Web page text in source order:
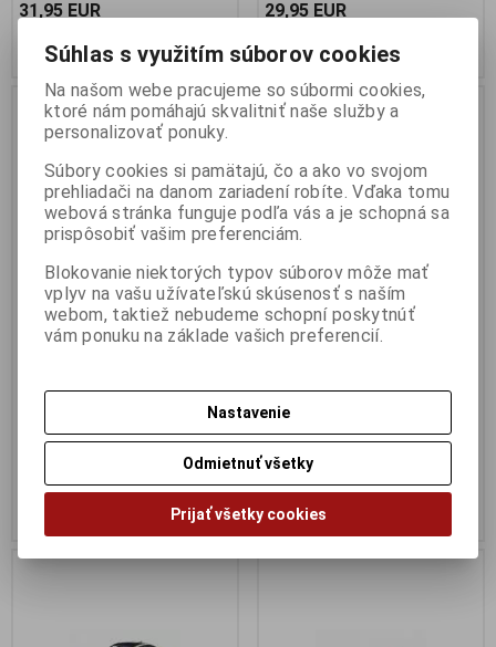
31,95 EUR
Pridať do košíka
29,95 EUR
Pridať do košíka
1:43 PORSCHE 911 (992) GT3
SO-S4316503
Skladom:2 ks
Pridať do košíka
1:43 PANDEM TOYOTA GR86
Výrobca:
Katalógové číslo:
Skladom:2 ks
29,95 EUR
Súhlas s využitím súborov cookies
Na našom webe pracujeme so súbormi cookies,
ktoré nám pomáhajú skvalitniť naše služby a
personalizovať ponuky.
Súbory cookies si pamätajú, čo a ako vo svojom
prehliadači na danom zariadení robíte. Vďaka tomu
webová stránka funguje podľa vás a je schopná sa
prispôsobiť vašim preferenciám.
Blokovanie niektorých typov súborov môže mať
vplyv na vašu užívateľskú skúsenosť s naším
webom, taktiež nebudeme schopní poskytnúť
vám ponuku na základe vašich preferencií.
Nastavenie
Odmietnuť všetky
Prijať všetky cookies